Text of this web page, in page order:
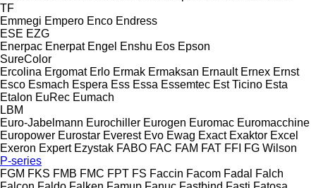
TF
Emmegi Empero Enco Endress
ESE EZG
Enerpac Enerpat Engel Enshu Eos Epson
SureColor
Ercolina Ergomat Erlo Ermak Ermaksan Ernault Ernex Ernst
Esco Esmach Espera Ess Essa Essemtec Est Ticino Esta
Etalon EuRec Eumach
LBM
Euro-Jabelmann Eurochiller Eurogen Euromac Euromacchine
Europower Eurostar Everest Evo Ewag Exact Exaktor Excel
Exeron Expert Ezystak FABO FAC FAM FAT FFI FG Wilson
P-series
FGM FKS FMB FMC FPT FS Faccin Facom Fadal
Falch